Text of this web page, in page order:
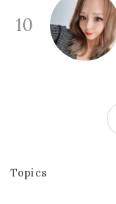
10
Topics